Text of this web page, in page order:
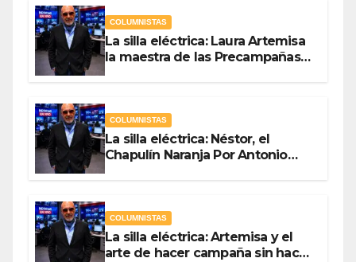
COLUMNISTAS
La silla eléctrica: Laura Artemisa
la maestra de las Precampañas
COLUMNISTAS
La silla eléctrica: Néstor, el
Chapulín Naranja Por Antonio
COLUMNISTAS
La silla eléctrica: Artemisa y el
arte de hacer campaña sin hacer